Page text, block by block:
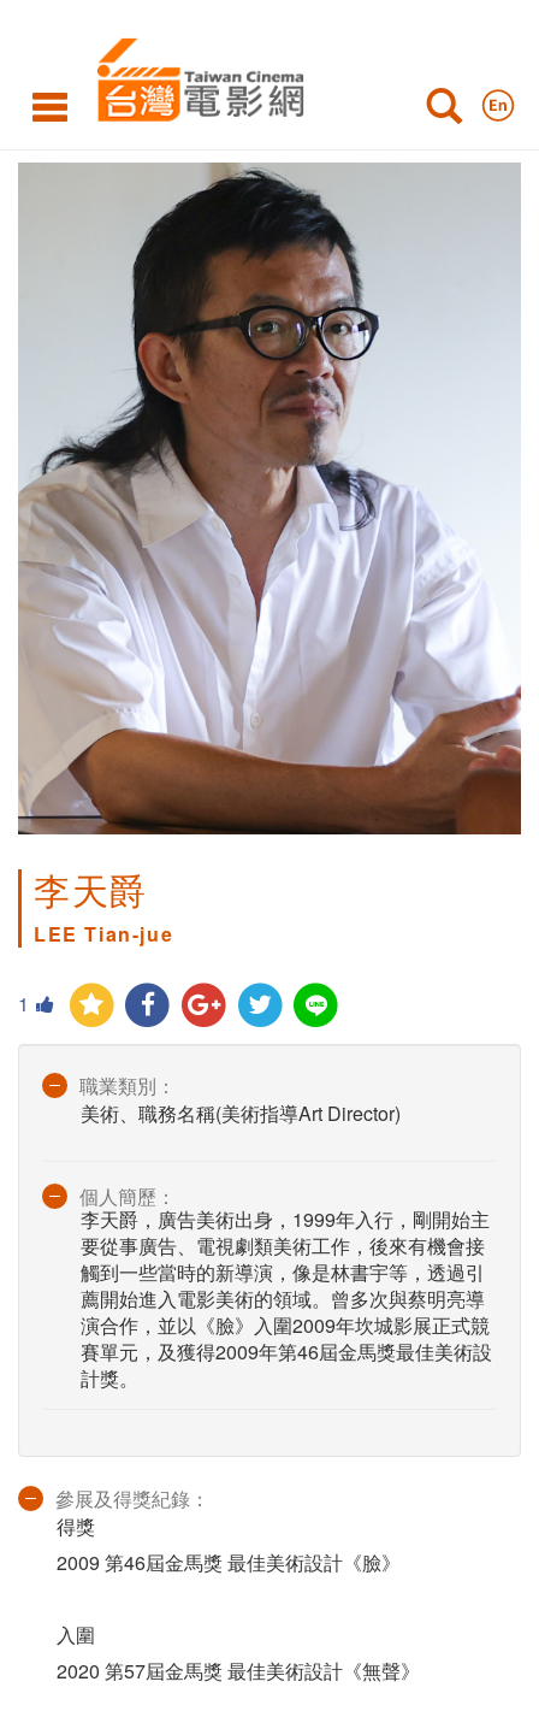
李天爵
LEE Tian-jue
1
職業類別：
美術、職務名稱(美術指導Art Director)
個人簡歷：
李天爵，廣告美術出身，1999年入行，剛開始主
要從事廣告、電視劇類美術工作，後來有機會接
觸到一些當時的新導演，像是林書宇等，透過引
薦開始進入電影美術的領域。曾多次與蔡明亮導
演合作，並以《臉》入圍2009年坎城影展正式競
賽單元，及獲得2009年第46屆金馬獎最佳美術設
計獎。
參展及得獎紀錄：
得獎
2009 第46屆金馬獎 最佳美術設計《臉》
入圍
2020 第57屆金馬獎 最佳美術設計《無聲》